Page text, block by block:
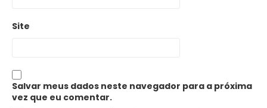
Site
Salvar meus dados neste navegador para a próxima
vez que eu comentar.